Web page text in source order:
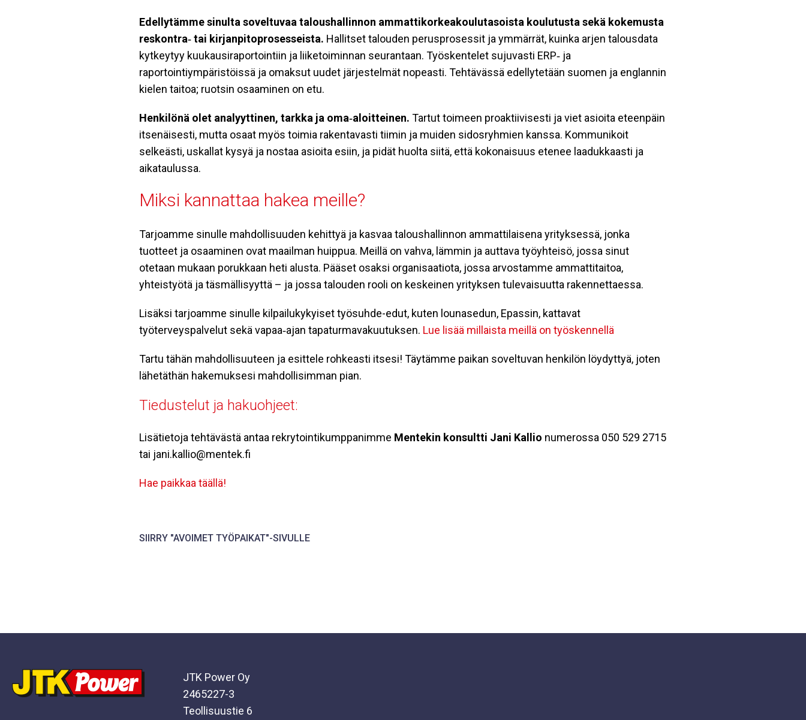
Edellytämme sinulta soveltuvaa taloushallinnon ammattikorkeakoulutasoista koulutusta sekä kokemusta
reskontra‑ tai kirjanpitoprosesseista. Hallitset talouden perusprosessit ja ymmärrät, kuinka arjen talousdata
kytkeytyy kuukausiraportointiin ja liiketoiminnan seurantaan. Työskentelet sujuvasti ERP‑ ja
raportointiympäristöissä ja omaksut uudet järjestelmät nopeasti. Tehtävässä edellytetään suomen ja englannin
kielen taitoa; ruotsin osaaminen on etu.
Henkilönä olet analyyttinen, tarkka ja oma‑aloitteinen. Tartut toimeen proaktiivisesti ja viet asioita eteenpäin
itsenäisesti, mutta osaat myös toimia rakentavasti tiimin ja muiden sidosryhmien kanssa. Kommunikoit
selkeästi, uskallat kysyä ja nostaa asioita esiin, ja pidät huolta siitä, että kokonaisuus etenee laadukkaasti ja
aikataulussa.
Miksi kannattaa hakea meille?
Tarjoamme sinulle mahdollisuuden kehittyä ja kasvaa taloushallinnon ammattilaisena yrityksessä, jonka
tuotteet ja osaaminen ovat maailman huippua. Meillä on vahva, lämmin ja auttava työyhteisö, jossa sinut
otetaan mukaan porukkaan heti alusta. Pääset osaksi organisaatiota, jossa arvostamme ammattitaitoa,
yhteistyötä ja täsmällisyyttä – ja jossa talouden rooli on keskeinen yrityksen tulevaisuutta rakennettaessa.
Lisäksi tarjoamme sinulle kilpailukykyiset työsuhde-edut, kuten lounasedun, Epassin, kattavat
työterveyspalvelut sekä vapaa‑ajan tapaturmavakuutuksen. Lue lisää millaista meillä on työskennellä
Tartu tähän mahdollisuuteen ja esittele rohkeasti itsesi! Täytämme paikan soveltuvan henkilön löydyttyä, joten
lähetäthän hakemuksesi mahdollisimman pian.
Tiedustelut ja hakuohjeet:
Lisätietoja tehtävästä antaa rekrytointikumppanimme Mentekin konsultti Jani Kallio numerossa 050 529 2715
tai jani.kallio@mentek.fi
Hae paikkaa täällä!
SIIRRY "AVOIMET TYÖPAIKAT"-SIVULLE
JTK Power Oy
2465227-3
Teollisuustie 6